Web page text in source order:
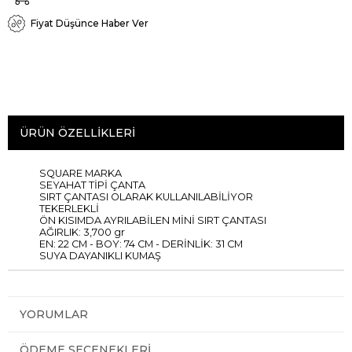
Fiyat Düşünce Haber Ver
ÜRÜN ÖZELLIKLERI
SQUARE MARKA
SEYAHAT TİPİ ÇANTA
SIRT ÇANTASI OLARAK KULLANILABİLİYOR
TEKERLEKLİ
ÖN KISIMDA AYRILABİLEN MİNİ SIRT ÇANTASI
AĞIRLIK: 3,700 gr
EN: 22 CM - BOY: 74 CM - DERİNLİK: 31 CM
SUYA DAYANIKLI KUMAŞ
YORUMLAR